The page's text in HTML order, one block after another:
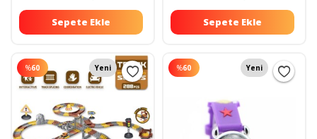
Sepete Ekle Sepete Ekle
%60 Yeni %60 Yeni